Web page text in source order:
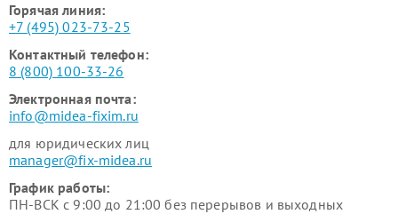
Горячая линия:
+7 (495) 023-73-25
Контактный телефон:
8 (800) 100-33-26
Электронная почта:
info@midea-fixim.ru
для юридических лиц
manager@fix-midea.ru
График работы:
ПН-ВСК с 9:00 до 21:00 без перерывов и выходных